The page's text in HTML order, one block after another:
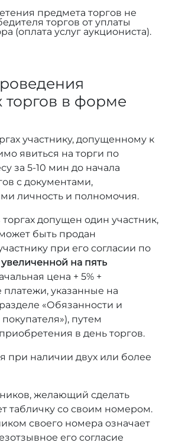
предмета торгов не
торгов от уплаты
(оплата услуг аукциониста).
торгов в форме
участнику, допущенному к
явиться на торги по
за 5-10 мин до начала
с документами,
личность и полномочия.
допущен один участник,
быть продан
при его согласии по
на пять
цена + 5% +
указанные на
«Обязанности и
путем
в день торгов.
при наличии двух или более
желающий сделать
табличку со своим номером.
своего номера означает
его согласие